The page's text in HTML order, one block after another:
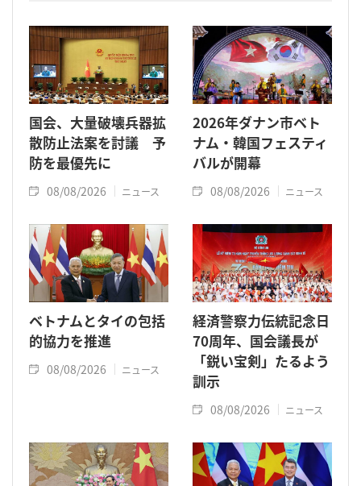
国会、大量破壊兵器拡
散防止法案を討議 予
防を最優先に
08/08/2026 ニュース
2026年ダナン市ベト
ナム・韓国フェスティ
バルが開幕
08/08/2026 ニュース
ベトナムとタイの包括
的協力を推進
08/08/2026 ニュース
経済警察力伝統記念日
70周年、国会議長が
「鋭い宝剣」たるよう
訓示
08/08/2026 ニュース